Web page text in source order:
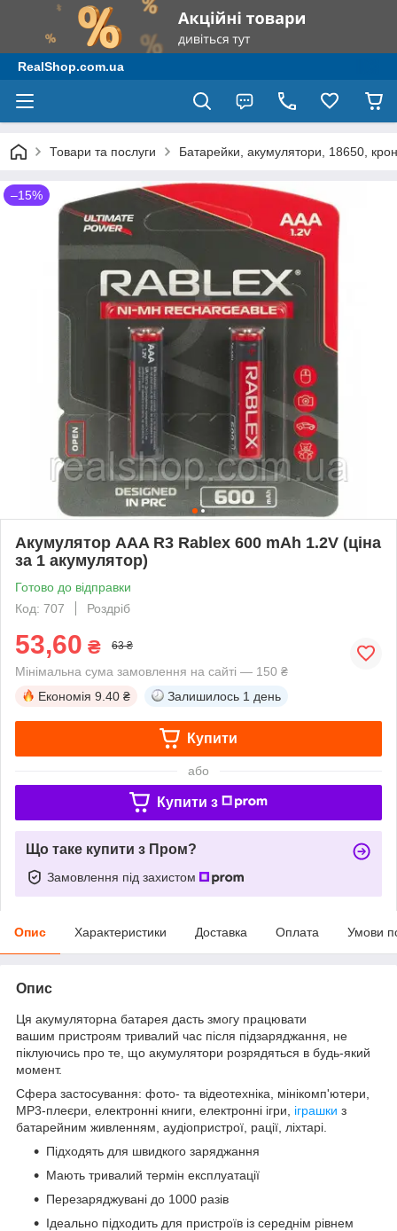
RealShop.com.ua
Товари та послуги Батарейки, акумулятори, 18650,
–15%
Акумулятор AAA R3 Rablex 600 mAh 1.2V (ціна
за 1 акумулятор)
Готово до відправки
Код: 707
Роздріб
53,60 ₴ 63 ₴
Мінімальна сума замовлення на сайті — 150 ₴
Економія 9.40 ₴ Залишилось 1 день
Купити
або
Купити з
Що таке купити з Пром?
Замовлення під захистом
Опис Характеристики Доставка Оплата Умови
Опис
Ця акумуляторна батарея дасть змогу працювати
вашим пристроям тривалий час після підзаряджання, не
піклуючись про те, що акумулятори розрядяться в будь-який
момент.
Сфера застосування: фото- та відеотехніка, мінікомп'ютери,
MP3-плеєри, електронні книги, електронні ігри, іграшки з
батарейним живленням, аудіопристрої, рації, ліхтарі.
Підходять для швидкого заряджання
Мають тривалий термін експлуатації
Перезаряджувані до 1000 разів
Ідеально підходить для пристроїв із середнім рівнем